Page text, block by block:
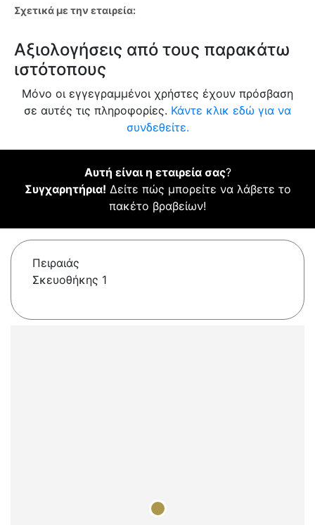
Σχετικά με την εταιρεία:
Αξιολογήσεις από τους παρακάτω
ιστότοπους
Μόνο οι εγγεγραμμένοι χρήστες έχουν πρόσβαση
σε αυτές τις πληροφορίες. Κάντε κλικ εδώ για να
συνδεθείτε.
Αυτή είναι η εταιρεία σας?
Συγχαρητήρια! Δείτε πώς μπορείτε να λάβετε το
πακέτο βραβείων!
Πειραιάς
Σκευοθήκης 1